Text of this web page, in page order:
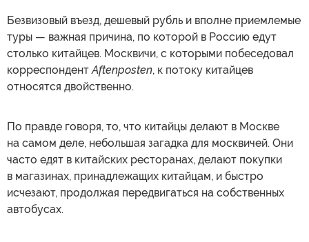
Безвизовый въезд, дешевый рубль и вполне приемлемые
туры — важная причина, по которой в Россию едут
столько китайцев. Москвичи, с которыми побеседовал
корреспондентAftenposten, к потоку китайцев
относятся двойственно.
По правде говоря, то, что китайцы делают в Москве
на самом деле, небольшая загадка для москвичей. Они
часто едят в китайских ресторанах, делают покупки
в магазинах, принадлежащих китайцам, и быстро
исчезают, продолжая передвигаться на собственных
автобусах.